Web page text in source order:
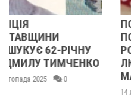
ПОЛІЦІЯ
ПОЛТАВЩИНИ
РОЗШУКУЄ 67-РІЧНУ
ЛЮДМИЛУ
МАЛИНЕНКО